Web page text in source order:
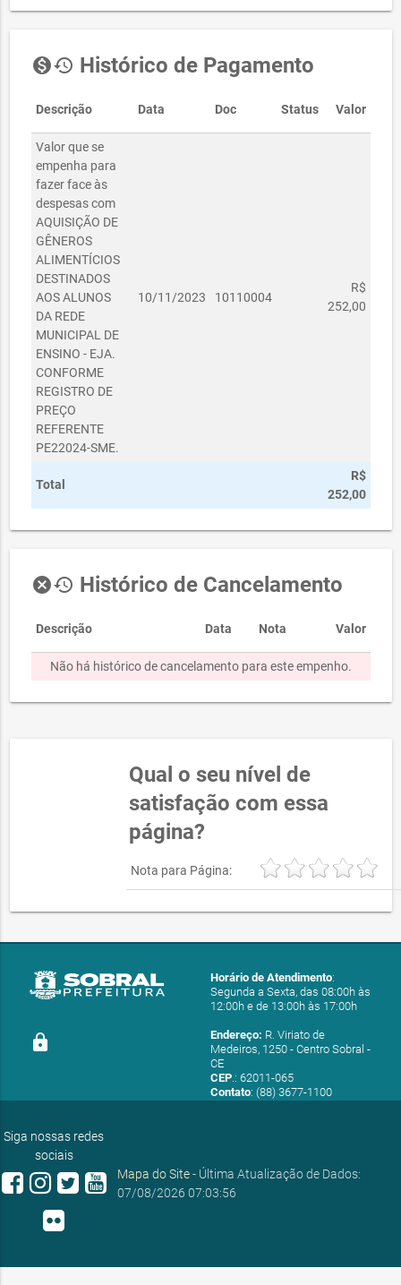
monetization_onhistory Histórico de Pagamento
Descrição Data Doc Status Valor
Valor que se
empenha para
fazer face às
despesas com
AQUISIÇÃO DE
GÊNEROS
ALIMENTÍCIOS
DESTINADOS
AOS ALUNOS
DA REDE
MUNICIPAL DE
ENSINO - EJA.
CONFORME
REGISTRO DE
PREÇO
REFERENTE
PE22024-SME.
10/11/2023 10110004
R$
252,00
Total
R$
252,00
cancelhistory Histórico de Cancelamento
Descrição Data Nota Valor
Não há histórico de cancelamento para este empenho.
Qual o seu nível de
satisfação com essa
página?
Nota para Página:
lock
Horário de Atendimento:
Segunda a Sexta, das 08:00h às
12:00h e de 13:00h às 17:00h
Endereço: R. Viriato de
Medeiros, 1250 - Centro Sobral -
CE
CEP.: 62011-065
Contato: (88) 3677-1100
Siga nossas redes
sociais
Mapa do Site- Última Atualização de Dados:
07/08/2026 07:03:56